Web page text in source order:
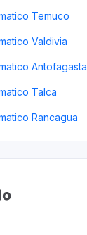
Temuco
Valdivia
Antofagasta
Talca
Rancagua